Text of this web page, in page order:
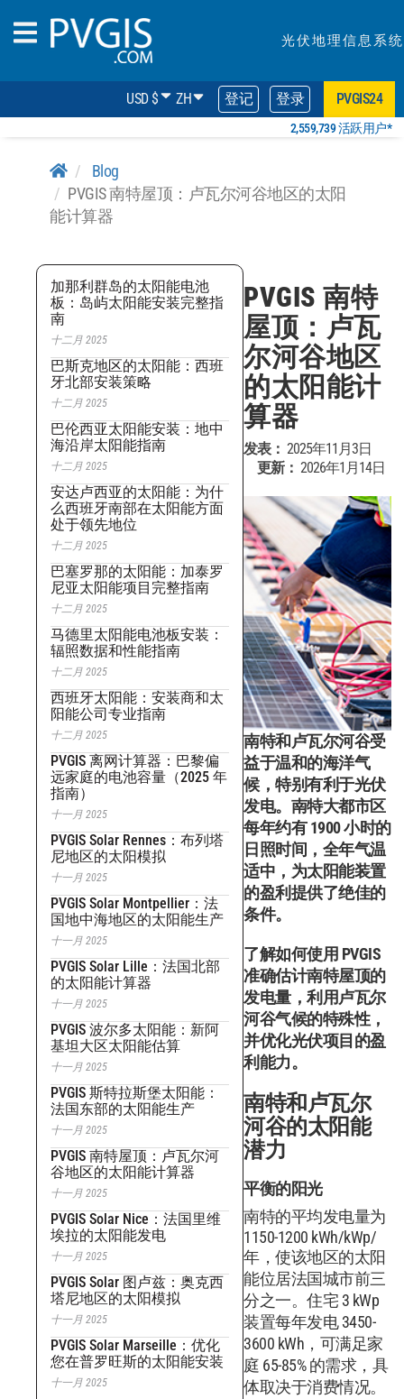
光伏地理信息系统
USD $ ZH 登记 登录 PVGIS24
2,559,739 活跃用户*
Blog
PVGIS 南特屋顶：卢瓦尔河谷地区的太阳
能计算器
加那利群岛的太阳能电池
板：岛屿太阳能安装完整指
南
十二月 2025
巴斯克地区的太阳能：西班
牙北部安装策略
十二月 2025
巴伦西亚太阳能安装：地中
海沿岸太阳能指南
十二月 2025
安达卢西亚的太阳能：为什
么西班牙南部在太阳能方面
处于领先地位
十二月 2025
巴塞罗那的太阳能：加泰罗
尼亚太阳能项目完整指南
十二月 2025
马德里太阳能电池板安装：
辐照数据和性能指南
十二月 2025
西班牙太阳能：安装商和太
阳能公司专业指南
十二月 2025
PVGIS 离网计算器：巴黎偏
远家庭的电池容量（2025 年
指南）
十一月 2025
PVGIS Solar Rennes：布列塔
尼地区的太阳模拟
十一月 2025
PVGIS Solar Montpellier：法
国地中海地区的太阳能生产
十一月 2025
PVGIS Solar Lille：法国北部
的太阳能计算器
十一月 2025
PVGIS 波尔多太阳能：新阿
基坦大区太阳能估算
十一月 2025
PVGIS 斯特拉斯堡太阳能：
法国东部的太阳能生产
十一月 2025
PVGIS 南特屋顶：卢瓦尔河
谷地区的太阳能计算器
十一月 2025
PVGIS Solar Nice：法国里维
埃拉的太阳能发电
十一月 2025
PVGIS Solar 图卢兹：奥克西
塔尼地区的太阳模拟
十一月 2025
PVGIS Solar Marseille：优化
您在普罗旺斯的太阳能安装
十一月 2025
PVGIS 南特
屋顶：卢瓦
尔河谷地区
的太阳能计
算器
发表： 2025年11月3日
更新： 2026年1月14日
南特和卢瓦尔河谷受
益于温和的海洋气
候，特别有利于光伏
发电。南特大都市区
每年约有 1900 小时的
日照时间，全年气温
适中，为太阳能装置
的盈利提供了绝佳的
条件。
了解如何使用 PVGIS
准确估计南特屋顶的
发电量，利用卢瓦尔
河谷气候的特殊性，
并优化光伏项目的盈
利能力。
南特和卢瓦尔
河谷的太阳能
潜力
平衡的阳光
南特的平均发电量为
1150-1200 kWh/kWp/
年，使该地区的太阳
能位居法国城市前三
分之一。住宅 3 kWp
装置每年发电 3450-
3600 kWh，可满足家
庭 65-85% 的需求，具
体取决于消费情况。